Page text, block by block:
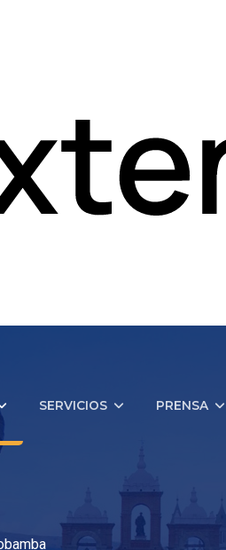
SERVICIOS PRENSA